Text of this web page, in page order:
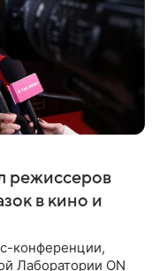
режиссеров
в кино и
конференции,
Лаборатории ON